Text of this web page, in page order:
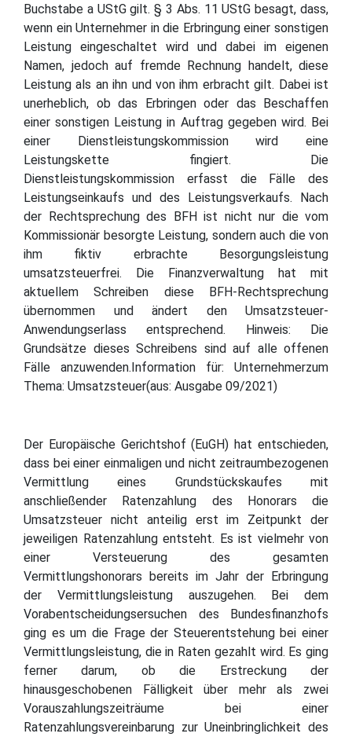
Buchstabe a UStG gilt. § 3 Abs. 11 UStG besagt, dass,
wenn ein Unternehmer in die Erbringung einer sonstigen
Leistung eingeschaltet wird und dabei im eigenen
Namen, jedoch auf fremde Rechnung handelt, diese
Leistung als an ihn und von ihm erbracht gilt. Dabei ist
unerheblich, ob das Erbringen oder das Beschaffen
einer sonstigen Leistung in Auftrag gegeben wird. Bei
einer Dienstleistungskommission wird eine
Leistungskette fingiert. Die
Dienstleistungskommission erfasst die Fälle des
Leistungseinkaufs und des Leistungsverkaufs. Nach
der Rechtsprechung des BFH ist nicht nur die vom
Kommissionär besorgte Leistung, sondern auch die von
ihm fiktiv erbrachte Besorgungsleistung
umsatzsteuerfrei. Die Finanzverwaltung hat mit
aktuellem Schreiben diese BFH-Rechtsprechung
übernommen und ändert den Umsatzsteuer-
Anwendungserlass entsprechend. Hinweis: Die
Grundsätze dieses Schreibens sind auf alle offenen
Fälle anzuwenden.Information für: Unternehmerzum
Thema: Umsatzsteuer(aus: Ausgabe 09/2021)
Der Europäische Gerichtshof (EuGH) hat entschieden,
dass bei einer einmaligen und nicht zeitraumbezogenen
Vermittlung eines Grundstückskaufes mit
anschließender Ratenzahlung des Honorars die
Umsatzsteuer nicht anteilig erst im Zeitpunkt der
jeweiligen Ratenzahlung entsteht. Es ist vielmehr von
einer Versteuerung des gesamten
Vermittlungshonorars bereits im Jahr der Erbringung
der Vermittlungsleistung auszugehen. Bei dem
Vorabentscheidungsersuchen des Bundesfinanzhofs
ging es um die Frage der Steuerentstehung bei einer
Vermittlungsleistung, die in Raten gezahlt wird. Es ging
ferner darum, ob die Erstreckung der
hinausgeschobenen Fälligkeit über mehr als zwei
Vorauszahlungszeiträume bei einer
Ratenzahlungsvereinbarung zur Uneinbringlichkeit des